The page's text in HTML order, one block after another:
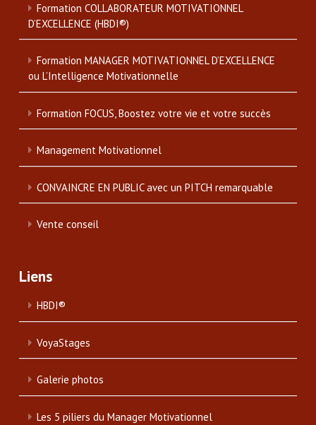
Formation COLLABORATEUR MOTIVATIONNEL
D’EXCELLENCE (HBDI®)
Formation MANAGER MOTIVATIONNEL D’EXCELLENCE
ou L’Intelligence Motivationnelle
Formation FOCUS, Boostez votre vie et votre succès
Management Motivationnel
CONVAINCRE EN PUBLIC avec un PITCH remarquable
Vente conseil
Liens
HBDI®
VoyaStages
Galerie photos
Les 5 piliers du Manager Motivationnel